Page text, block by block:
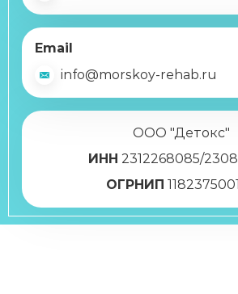
Email
info@morskoy-rehab.ru
ООО "Детокс"
ИНН 2312268085/
ОГРНИП